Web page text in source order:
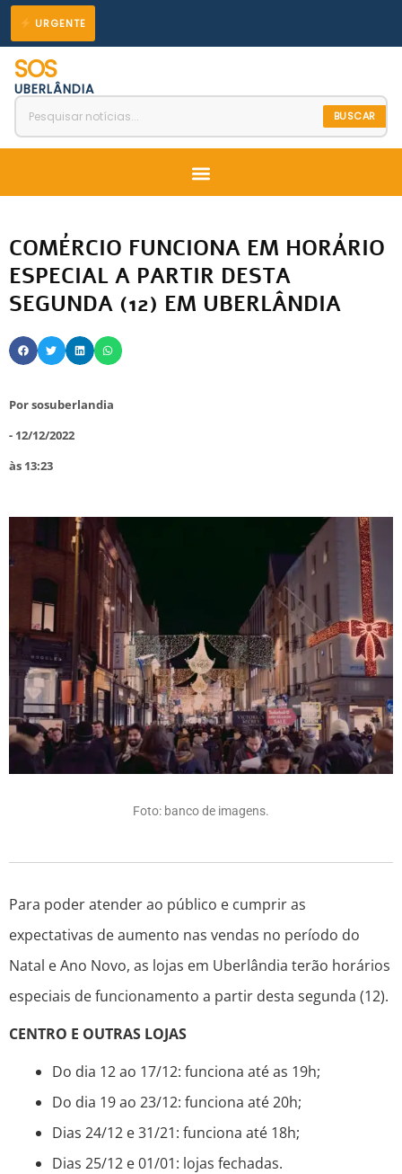
para
conteúdo
URGENTE
SOS
UBERLÂNDIA
BUSCAR
Menu
COMÉRCIO FUNCIONA EM HORÁRIO
ESPECIAL A PARTIR DESTA
SEGUNDA (12) EM UBERLÂNDIA
Porsosuberlandia
- 12/12/2022
às 13:23
Foto: banco de imagens.
Para poder atender ao público e cumprir as
expectativas de aumento nas vendas no período do
Natal e Ano Novo, as lojas em Uberlândia terão horários
especiais de funcionamento a partir desta segunda (12).
CENTRO E OUTRAS LOJAS
Do dia 12 ao 17/12: funciona até as 19h;
Do dia 19 ao 23/12: funciona até 20h;
Dias 24/12 e 31/21: funciona até 18h;
Dias 25/12 e 01/01: lojas fechadas.